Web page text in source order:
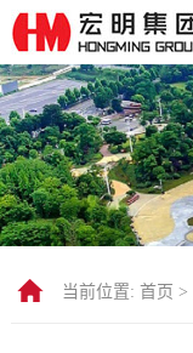
当前位置: 首页 >